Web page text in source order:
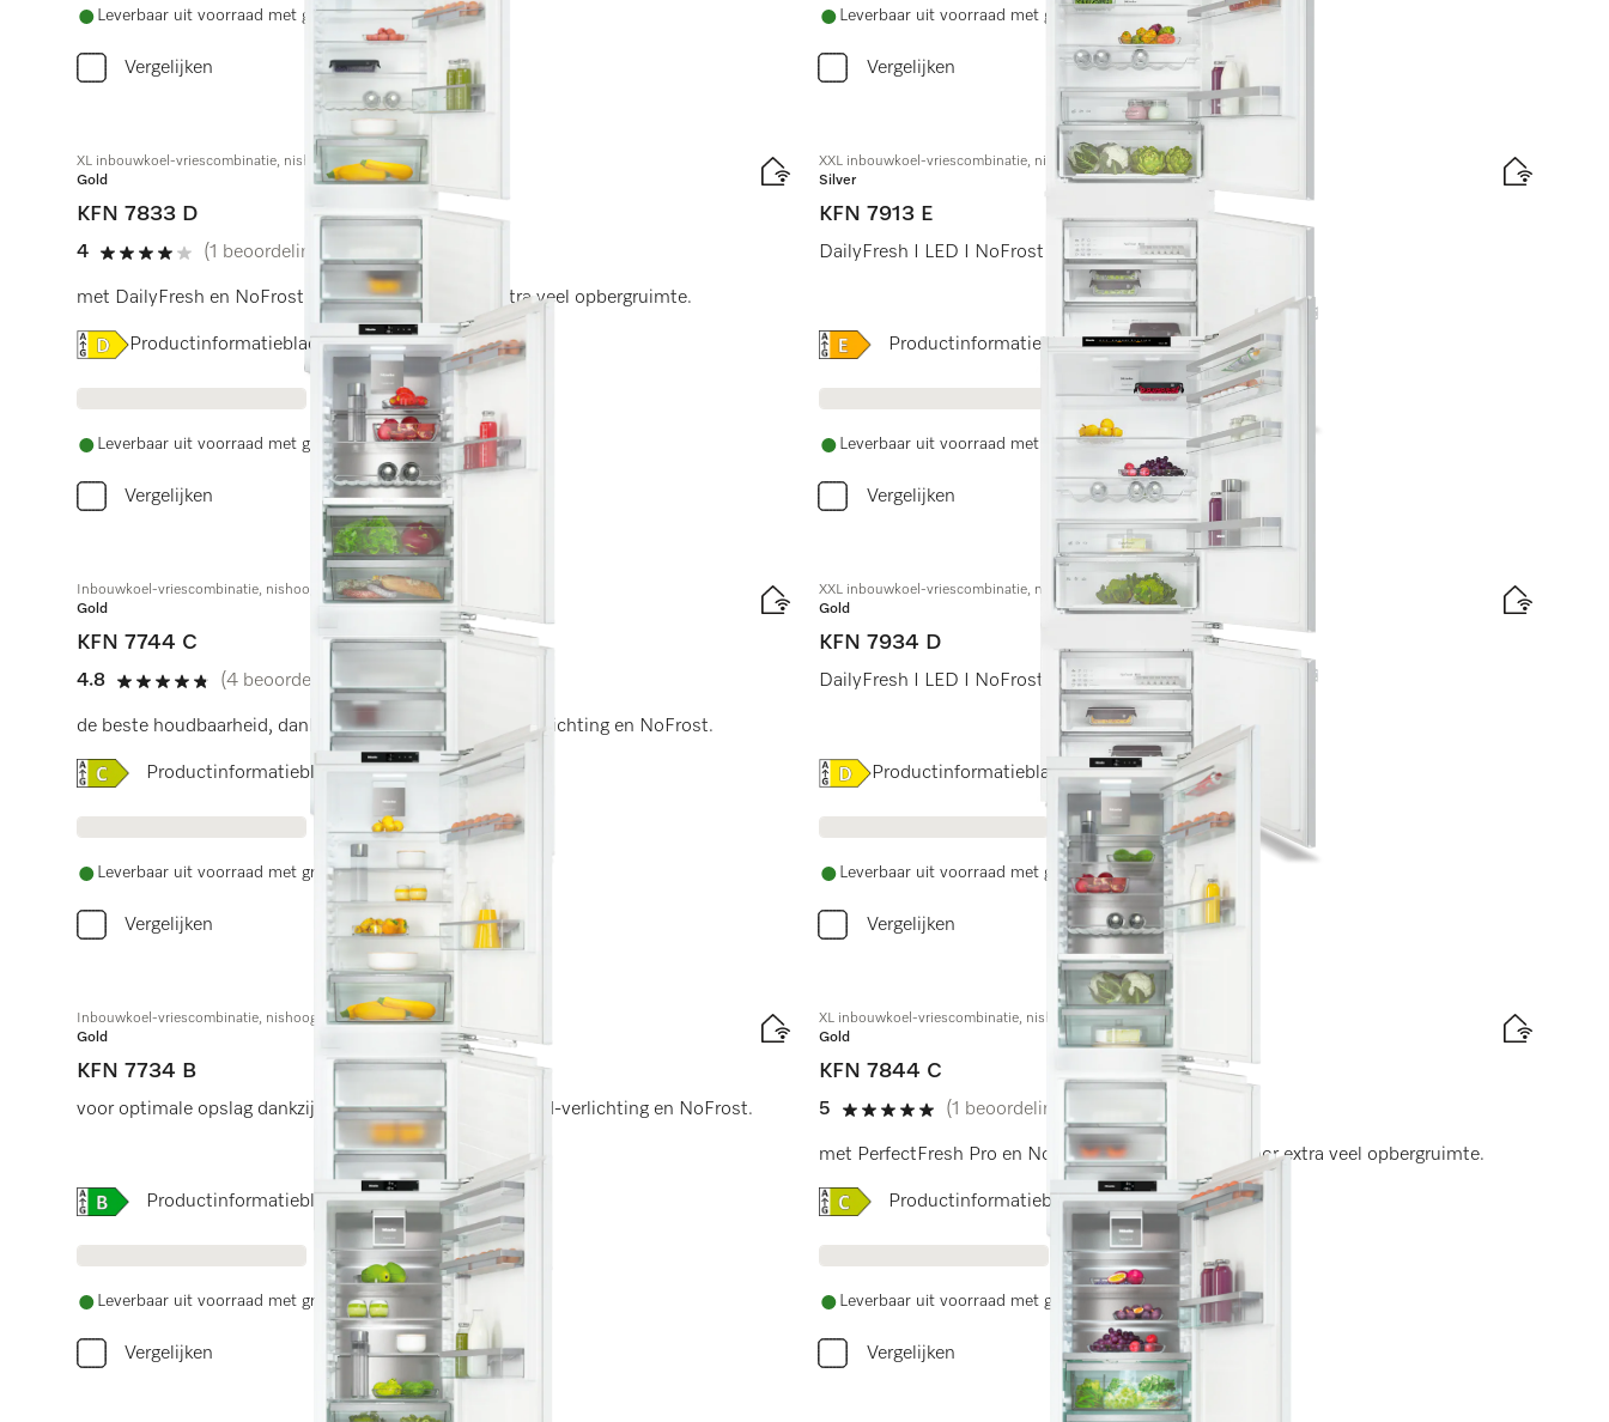
Leverbaar uit voorraad met gratis levering
Vergelijken
Leverbaar uit voorraad met gratis levering
Vergelijken
XL inbouwkoel-vriescombinatie, nishoogte 194 cm
Gold
KFN 7833 D
4
4 sterren op 5
(1 beoordeling)
met DailyFresh en NoFrost en 194 cm hoog voor extra veel opbergruimte.
Online Label Flag, Energielabel
Productinformatieblad
Leverbaar uit voorraad met gratis levering
Vergelijken
XXL inbouwkoel-vriescombinatie, nishoogte 194 cm
Silver
KFN 7913 E
DailyFresh I LED I NoFrost I DuplexCool I ComfortSize
Online Label Flag, Energielabel
Productinformatieblad
Leverbaar uit voorraad met gratis levering
Vergelijken
Inbouwkoel-vriescombinatie, nishoogte 178 cm
Gold
KFN 7744 C
4.8
4.8 sterren op 5
(4 beoordelingen)
de beste houdbaarheid, dankzij PerfectFresh Pro, led-verlichting en NoFrost.
Online Label Flag, Energielabel
Productinformatieblad
Leverbaar uit voorraad met gratis levering
Vergelijken
XXL inbouwkoel-vriescombinatie, nishoogte 194 cm
Gold
KFN 7934 D
DailyFresh I LED I NoFrost I DynaCool I SoftClose
Online Label Flag, Energielabel
Productinformatieblad
Leverbaar uit voorraad met gratis levering
Vergelijken
Inbouwkoel-vriescombinatie, nishoogte 178 cm
Gold
KFN 7734 B
voor optimale opslag dankzij DynaCool, comfortabele led-verlichting en NoFrost.
Online Label Flag, Energielabel
Productinformatieblad
Leverbaar uit voorraad met gratis levering
Vergelijken
XL inbouwkoel-vriescombinatie, nishoogte 194 cm
Gold
KFN 7844 C
5
5 sterren op 5
(1 beoordeling)
met PerfectFresh Pro en NoFrost en 194 cm hoog voor extra veel opbergruimte.
Online Label Flag, Energielabel
Productinformatieblad
Leverbaar uit voorraad met gratis levering
Vergelijken